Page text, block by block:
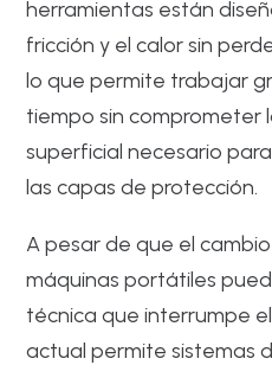
herramientas están
fricción y el calor sin
lo que permite trabajar
tiempo sin comprometer
superficial necesario
las capas de protección.
A pesar de que el
máquinas portátiles
técnica que interrumpe
actual permite sistemas